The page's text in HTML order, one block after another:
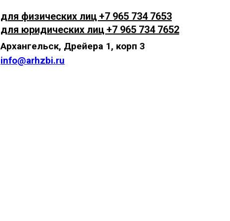
для физических лиц +7 965 734 7653
для юридических лиц +7 965 734 7652
Архангельск, Дрейера 1, корп 3
info@arhzbi.ru